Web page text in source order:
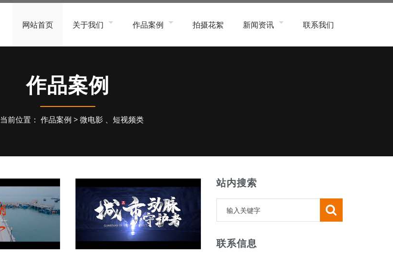
网站首页 关于我们
服务流程
招贤纳士
作品案例
建筑装饰、工程、商业、航拍类
生物医疗、美容美妆类
团队、个人形象类
MG动画
3D动画
微电影 、短视频类
拍摄花絮 新闻资讯 联系我们
作品案例
当前位置： 作品案例 >微电影 、短视频类
站内搜索
联系信息